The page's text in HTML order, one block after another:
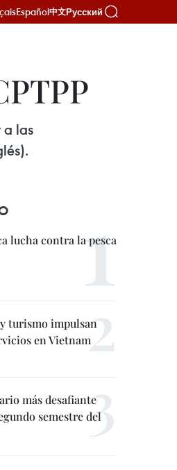
Español中文Русский
las
lucha contra la pesca
turismo impulsan
en Vietnam
más desafiante
semestre del